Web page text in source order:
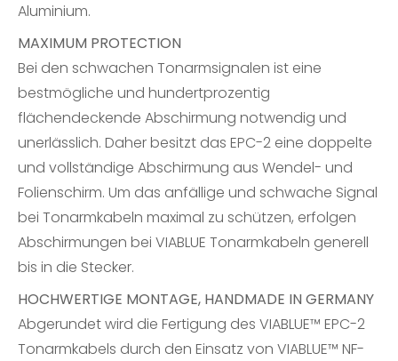
Aluminium.
MAXIMUM PROTECTION
Bei den schwachen Tonarmsignalen ist eine
bestmögliche und hundertprozentig
flächendeckende Abschirmung notwendig und
unerlässlich. Daher besitzt das EPC-2 eine doppelte
und vollständige Abschirmung aus Wendel- und
Folienschirm. Um das anfällige und schwache Signal
bei Tonarmkabeln maximal zu schützen, erfolgen
Abschirmungen bei VIABLUE Tonarmkabeln generell
bis in die Stecker.
HOCHWERTIGE MONTAGE, HANDMADE IN GERMANY
Abgerundet wird die Fertigung des VIABLUE™ EPC-2
Tonarmkabels durch den Einsatz von VIABLUE™ NF-